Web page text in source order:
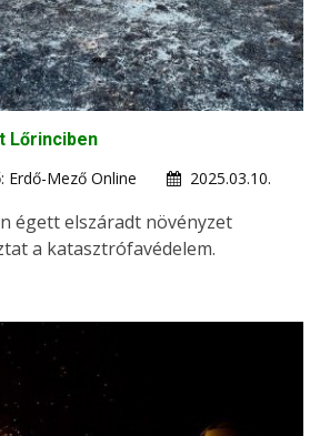
Lőrinciben
Erdő-Mező Online
2025.03.10.
égett elszáradt növényzet
a katasztrófavédelem.